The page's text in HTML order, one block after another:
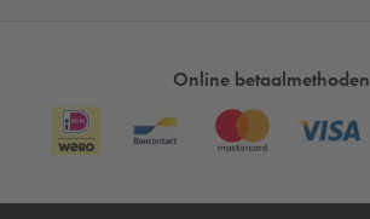
Online betaalmethoden